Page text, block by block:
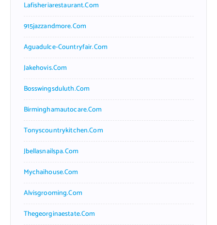
Lafisheriarestaurant.com
915jazzandmore.com
Aguadulce-Countryfair.com
Jakehovis.com
Bosswingsduluth.com
Birminghamautocare.com
Tonyscountrykitchen.com
Jbellasnailspa.com
Mychaihouse.com
Alvisgrooming.com
Thegeorginaestate.com